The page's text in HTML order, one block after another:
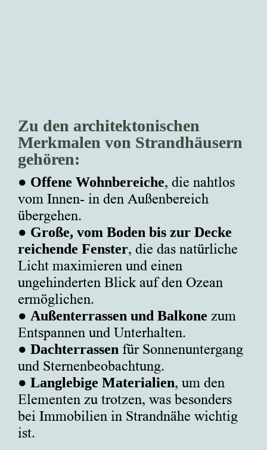
Zu den architektonischen
Merkmalen von Strandhäusern
gehören:
● Offene Wohnbereiche, die nahtlos
vom Innen- in den Außenbereich
übergehen.
● Große, vom Boden bis zur Decke
reichende Fenster, die das natürliche
Licht maximieren und einen
ungehinderten Blick auf den Ozean
ermöglichen.
● Außenterrassen und Balkone zum
Entspannen und Unterhalten.
● Dachterrassen für Sonnenuntergang
und Sternenbeobachtung.
● Langlebige Materialien, um den
Elementen zu trotzen, was besonders
bei Immobilien in Strandnähe wichtig
ist.